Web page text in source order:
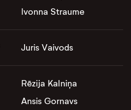
Ivonna Straume
Juris Vaivods
Rēzija Kalniņa
Ansis Gornavs